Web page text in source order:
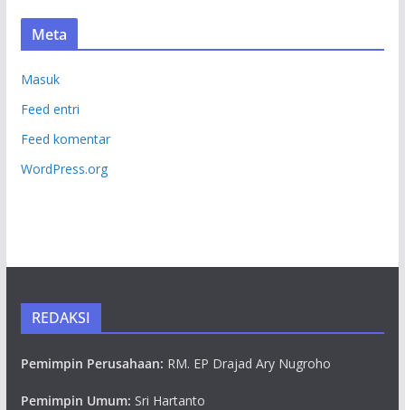
Meta
Masuk
Feed entri
Feed komentar
WordPress.org
REDAKSI
Pemimpin Perusahaan: RM. EP Drajad Ary Nugroho
Pemimpin Umum: Sri Hartanto